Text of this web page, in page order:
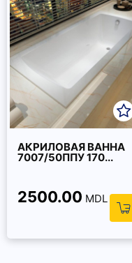
АКРИЛОВАЯ ВАННА
7007/50ППУ 170...
2500.00 MDL